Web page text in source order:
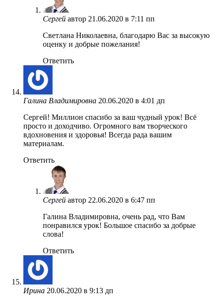
Сергей автор 21.06.2020 в 7:11 пп
Светлана Николаевна, благодарю Вас за высокую
оценку и добрые пожелания!
Ответить
Галина Владимировна 20.06.2020 в 4:01 дп
Сергей! Миллион спасибо за ваш чудный урок! Всё
просто и доходчиво. Огромного вам творческого
вдохновения и здоровья! Всегда рада вашим
материалам.
Ответить
Сергей автор 22.06.2020 в 6:47 пп
Галина Владимировна, очень рад, что Вам
понравился урок! Большое спасибо за добрые
слова!
Ответить
Ирина 20.06.2020 в 9:13 дп